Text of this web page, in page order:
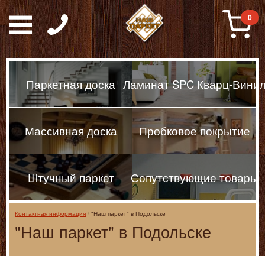
Паркет, Штучный
0
Паркетная доска Ламинат SPC Кварц-
Массивная доска Пробковое покрытие
Штучный паркет Сопутствующие товары
Контактная информация "Наш паркет" в Подольске
"Наш паркет" в Подольске